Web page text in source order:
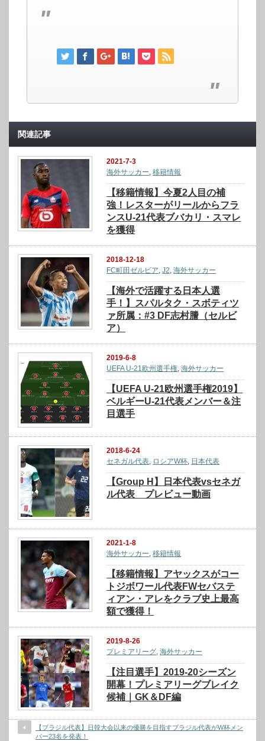
関連記事
2021-7-3
海外サッカー,移籍情報
【移籍情報】今夏2人目の補
強！レスターがリールからフラ
ンスU-21代表ブバカリ・スマレ
を獲得
2018-12-18
FC町田ゼルビア,J2,海外サッカー
【海外で活躍する日本人選
手！】スパルタク・スボティツ
ァ所属：#3 DF志村謄（セルビ
ア）
2019-6-8
UEFA U-21欧州選手権,海外サッカー
【UEFA U-21欧州選手権2019】
ベルギーU-21代表メンバー＆注
目選手
2018-6-24
セネガル代表 ロシアW杯 日本代表
【Group H】日本代表vsセネガ
ル代表 プレビュー動画
2021-1-8
海外サッカー,移籍情報
【移籍情報】アヤックスがコー
トジボワール代表FWセバステ
ィアン・アレをクラブ史上最高
額で獲得！
2019-8-26
プレミアリーグ,海外サッカー
【注目選手】2019-20シーズン
開幕！プレミアリーグブレイク
候補｜GK＆DF編
【ブラジル代表】日韓大会以来の優勝を目指すブラジル代表がW杯メン
バー23名を発表！